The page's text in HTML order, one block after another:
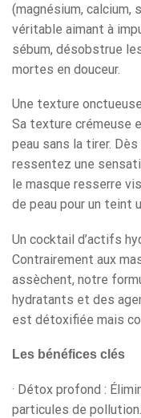
(magnésium, calcium,
véritable aimant à
sébum, désobstrue
mortes en douceur.
Une texture
Sa texture crémeuse
peau sans la tirer.
ressentez une
le masque resserre
de peau pour un teint
Un cocktail d’actifs
Contrairement aux
assèchent, notre
hydratants et des
est détoxifiée mais
Les bénéfices clés
· Détox profond :
particules de pollution.